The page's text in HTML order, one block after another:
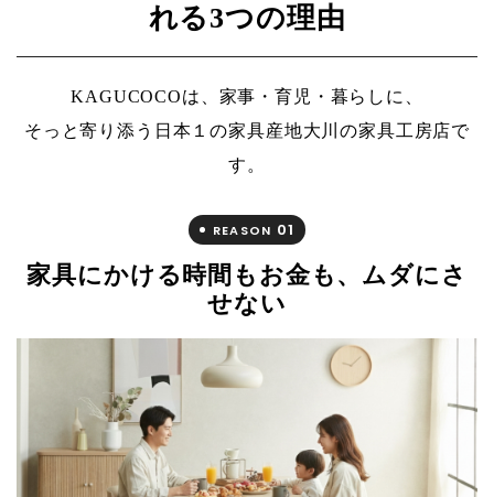
れる3つの理由
KAGUCOCOは、家事・育児・暮らしに、
そっと寄り添う日本１の家具産地大川の家具工房店で
す。
REASON 01
家具にかける時間もお金も、ムダにさ
せない